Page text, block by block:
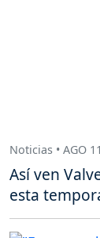
Noticias • AGO
Así ven
esta